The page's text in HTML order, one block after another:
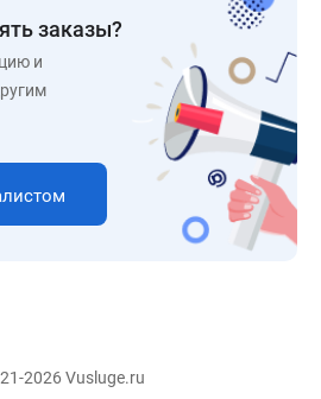
заказы?
и
2026 Vusluge.ru